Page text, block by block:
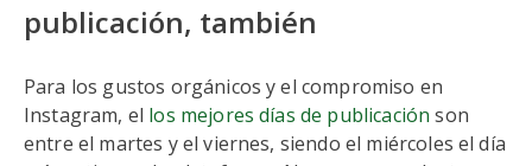
publicación, también
Para los gustos orgánicos y el compromiso en
Instagram, el los mejores días de publicación son
entre el martes y el viernes, siendo el miércoles el día